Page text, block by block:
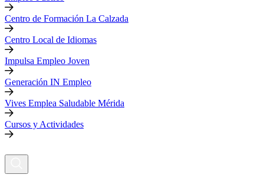
Centro de Formación La Calzada
Centro Local de Idiomas
Impulsa Empleo Joven
Generación IN Empleo
Vives Emplea Saludable Mérida
Cursos y Actividades